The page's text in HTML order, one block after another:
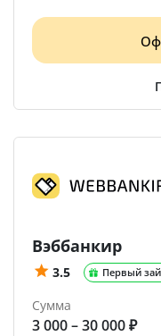
Вэббанкир
3.5 Первый
Сумма
3 000 – 30 000 ₽